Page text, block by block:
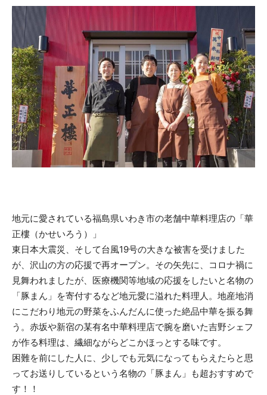
地元に愛されている福島県いわき市の老舗中華料理店の「華
正樓（かせいろう）」
東日本大震災、そして台風19号の大きな被害を受けました
が、沢山の方の応援で再オープン。その矢先に、コロナ禍に
見舞われましたが、医療機関等地域の応援をしたいと名物の
「豚まん」を寄付するなど地元愛に溢れた料理人。地産地消
にこだわり地元の野菜をふんだんに使った絶品中華を振る舞
う。赤坂や新宿の某有名中華料理店で腕を磨いた吉野シェフ
が作る料理は、繊細ながらどこかほっとする味です。
困難を前にした人に、少しでも元気になってもらえたらと思
ってお送りしているという名物の「豚まん」も超おすすめで
す！！